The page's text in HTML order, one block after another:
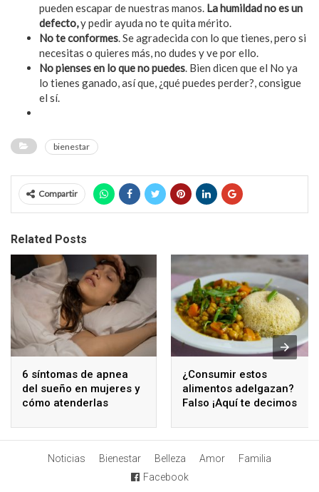
pueden escapar de nuestras manos. La humildad no es un
defecto,y pedir ayuda no te quita mérito.
No te conformes. Se agradecida con lo que tienes, pero si
necesitas o quieres más, no dudes y ve por ello.
No pienses en lo que no puedes. Bien dicen que el No ya
lo tienes ganado, así que, ¿qué puedes perder?, consigue
el sí.
bienestar
Compartir
Related Posts
6 síntomas de apnea
del sueño en mujeres y
cómo atenderlas
¿Consumir estos
alimentos adelgazan?
Falso ¡Aquí te decimos
Noticias Bienestar Belleza Amor
Familia
Facebook